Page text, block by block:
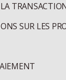
SUR LES